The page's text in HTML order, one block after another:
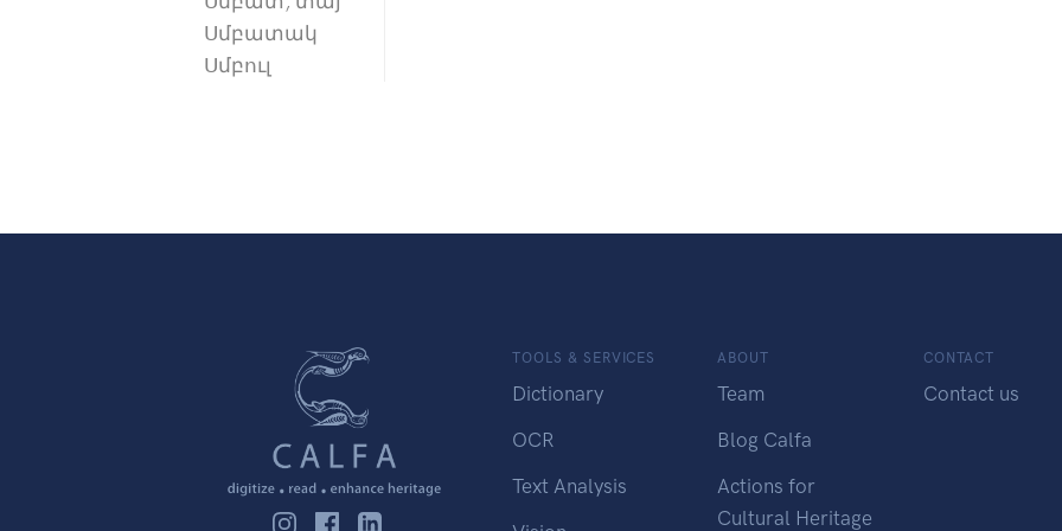
Սմբատակ
Սմբուլ
TOOLS & SERVICES
Dictionary
OCR
Text Analysis
ABOUT
Team
Blog Calfa
Actions for
Cultural Heritage
CONTACT
Contact us